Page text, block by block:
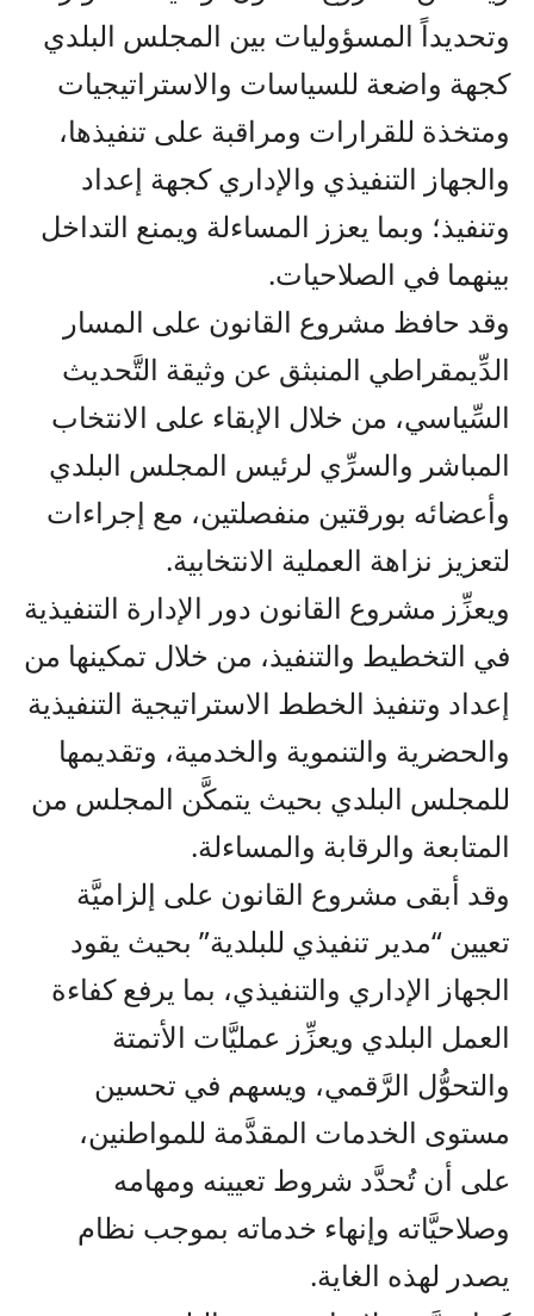
وتحديداً المسؤوليات بين المجلس البلدي
كجهة واضعة للسياسات والاستراتيجيات
ومتخذة للقرارات ومراقبة على تنفيذها،
والجهاز التنفيذي والإداري كجهة إعداد
وتنفيذ؛ وبما يعزز المساءلة ويمنع التداخل
بينهما في الصلاحيات.
وقد حافظ مشروع القانون على المسار
الدِّيمقراطي المنبثق عن وثيقة التَّحديث
السِّياسي، من خلال الإبقاء على الانتخاب
المباشر والسرِّي لرئيس المجلس البلدي
وأعضائه بورقتين منفصلتين، مع إجراءات
لتعزيز نزاهة العملية الانتخابية.
ويعزِّز مشروع القانون دور الإدارة التنفيذية
في التخطيط والتنفيذ، من خلال تمكينها من
إعداد وتنفيذ الخطط الاستراتيجية التنفيذية
والحضرية والتنموية والخدمية، وتقديمها
للمجلس البلدي بحيث يتمكَّن المجلس من
المتابعة والرقابة والمساءلة.
وقد أبقى مشروع القانون على إلزاميَّة
تعيين “مدير تنفيذي للبلدية” بحيث يقود
الجهاز الإداري والتنفيذي، بما يرفع كفاءة
العمل البلدي ويعزِّز عمليَّات الأتمتة
والتحوُّل الرَّقمي، ويسهم في تحسين
مستوى الخدمات المقدَّمة للمواطنين،
على أن تُحدَّد شروط تعيينه ومهامه
وصلاحيَّاته وإنهاء خدماته بموجب نظام
يصدر لهذه الغاية.